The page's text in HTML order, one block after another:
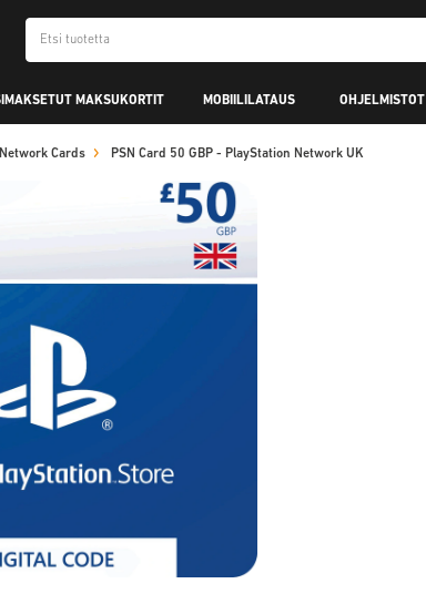
MAKSUKORTIT MOBIILILATAUS OHJELMISTOT
Cards PSN Card 50 GBP - PlayStation Network UK